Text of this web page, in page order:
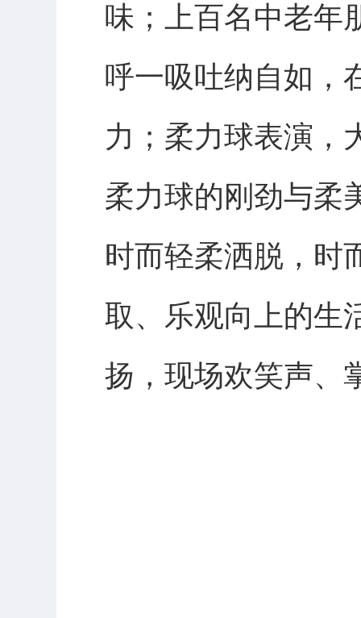
味；上百名中老年
呼一吸吐纳自如，
力；柔力球表演，
柔力球的刚劲与柔
时而轻柔洒脱，时
取、乐观向上的
扬，现场欢笑声、